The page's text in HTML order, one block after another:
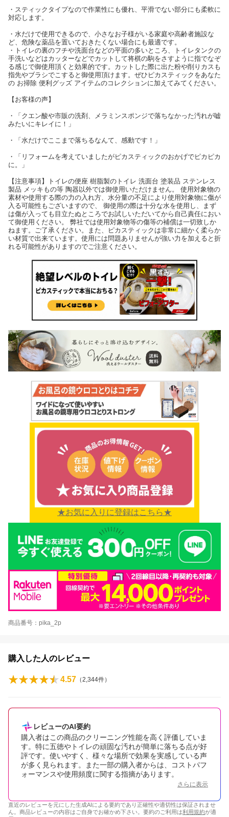
・スティックタイプなので作業性にも優れ、平滑でない部分にも柔軟に
対応します。
・水だけで使用できるので、小さなお子様がいる家庭や高齢者施設な
ど、危険な薬品を置いておきたくない場合にも最適です。
・トイレの裏のフチや洗面台などの平面の多いところ、トイレタンクの
手洗いなどはカッターなどでカットして将棋の駒をさすように指でなぞ
る感じで御使用頂くと効果的です。カットした際に出た粉や削りカスも
指先やブラシでこすると御使用頂けます。ぜひピカスティックをあなた
の お掃除 便利グッズ アイテムのコレクションに加えてみてください。
【お客様の声】
・「クエン酸や市販の洗剤、メラミンスポンジで落ちなかった汚れが嘘
みたいにキレイに！」
・「水だけでここまで落ちるなんて、感動です！」
・「リフォームを考えていましたがピカスティックのおかげでピカピカ
に。」
【注意事項】トイレの便座 樹脂製のトイレ 洗面台 塗装品 ステンレス
製品 メッキもの等 陶器以外では御使用いただけません。 使用対象物の
素材や使用する際の力の入れ方、水分量の不足により使用対象物に傷が
入る可能性もございますので、 御使用の際は十分な水を使用し、まず
は傷が入っても目立たぬところでお試しいただいてから自己責任におい
て御使用ください。 弊社では使用対象物等の傷等の補償は一切致しか
ねます。ご了承ください。また、ピカスティックは非常に細かく柔らか
い材質で出来ています。使用には問題ありませんが強い力を加えると折
れる可能性がありますのでご注意ください。
★お気に入りに登録はこちら★
商品番号：pika_2p
購入した人のレビュー
4.57 （2,344件）
レビューのAI要約
購入者はこの商品のクリーニング性能を高く評価していま
す。特に五徳やトイレの頑固な汚れが簡単に落ちる点が好
評です。使いやすく、様々な場所で効果を実感している声
が多く見られます。また一部の購入者からは、コストパフ
ォーマンスや使用頻度に関する指摘があります。
さらに表示
直近のレビューを元にした生成AIによる要約であり正確性や適切性は保証されませ
ん。商品レビューの内容はご自身でお確かめ下さい。要約のご利用は利用規約が適